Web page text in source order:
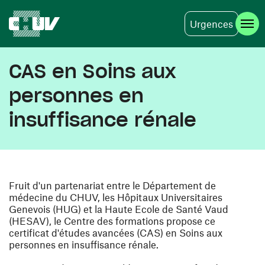
Urgences
CAS en Soins aux
personnes en
insuffisance rénale
Fruit d'un partenariat entre le Département de
médecine du CHUV, les Hôpitaux Universitaires
Genevois (HUG) et la Haute Ecole de Santé Vaud
(HESAV), le Centre des formations propose ce
certificat d'études avancées (CAS) en Soins aux
personnes en insuffisance rénale.